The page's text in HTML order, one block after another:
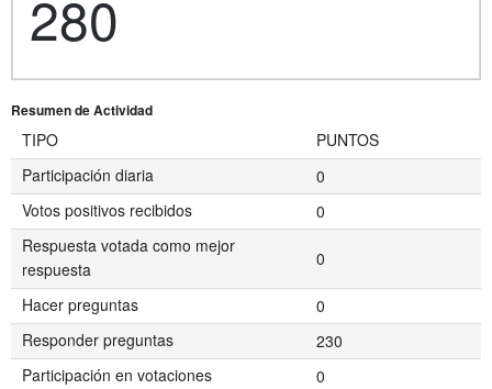
280
Resumen de Actividad
TIPO
PUNTOS
Participación diaria
0
Votos positivos recibidos
0
Respuesta votada como mejor
respuesta
0
Hacer preguntas
0
Responder preguntas
230
Participación en votaciones
0